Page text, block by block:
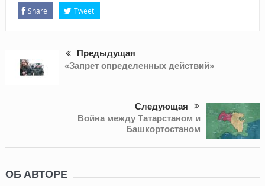
Share Tweet
Предыдущая
«Запрет определенных действий»
Следующая
Война между Татарстаном и
Башкортостаном
ОБ АВТОРЕ